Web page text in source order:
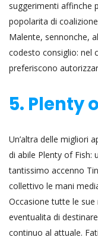
suggerimenti affinche
popolarita di
Malente, sennonche,
codesto consiglio: nel
preferiscono
5. Plenty
Un’altra delle migliori
di abile Plenty of Fish:
tantissimo accenno
collettivo le mani
Occasione tutte le
eventualita di
continuo al attuale.